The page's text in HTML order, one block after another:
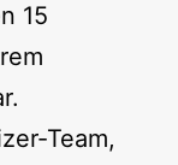
15
Team,